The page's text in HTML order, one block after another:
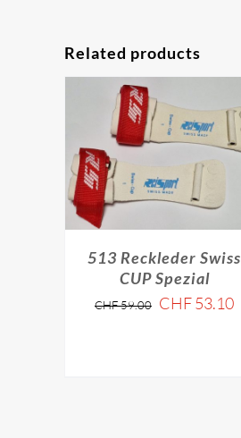
Related products
513 Reckleder Swiss
CUP Spezial
CHF59.00 CHF53.10